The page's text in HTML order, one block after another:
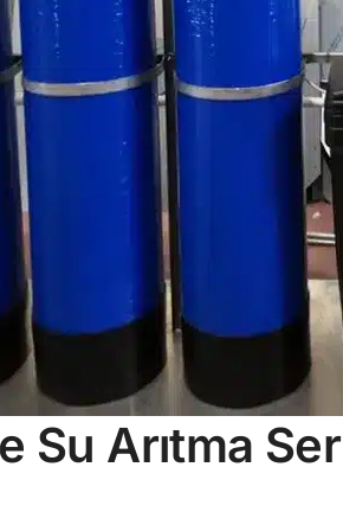
Su Arıtma